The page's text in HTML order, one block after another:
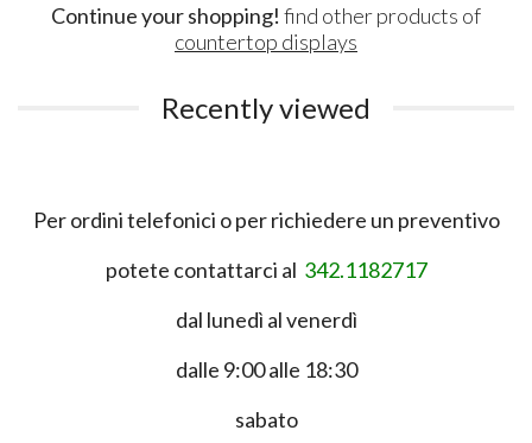
Continue your shopping! find other products of
countertop displays
Recently viewed
Per ordini telefonici o per richiedere un preventivo
potete contattarci al 342.1182717
dal lunedì al venerdì
dalle 9:00 alle 18:30
sabato